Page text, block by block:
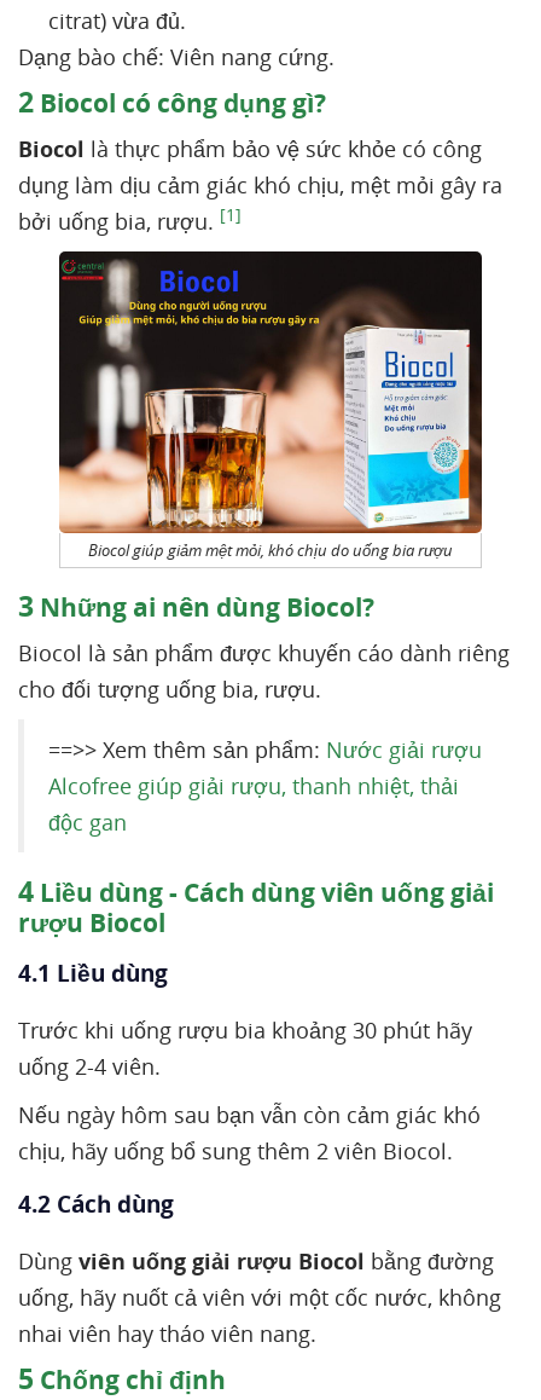
citrat) vừa đủ.
Dạng bào chế: Viên nang cứng.
2 Biocol có công dụng gì?
Biocol là thực phẩm bảo vệ sức khỏe có công
dụng làm dịu cảm giác khó chịu, mệt mỏi gây ra
bởi uống bia, rượu. [1]
Biocol giúp giảm mệt mỏi, khó chịu do uống bia rượu
3 Những ai nên dùng Biocol?
Biocol là sản phẩm được khuyến cáo dành riêng
cho đối tượng uống bia, rượu.
==>> Xem thêm sản phẩm: Nước giải rượu
Alcofree giúp giải rượu, thanh nhiệt, thải
độc gan
4 Liều dùng - Cách dùng viên uống giải
rượu Biocol
4.1 Liều dùng
Trước khi uống rượu bia khoảng 30 phút hãy
uống 2-4 viên.
Nếu ngày hôm sau bạn vẫn còn cảm giác khó
chịu, hãy uống bổ sung thêm 2 viên Biocol.
4.2 Cách dùng
Dùng viên uống giải rượu Biocol bằng đường
uống, hãy nuốt cả viên với một cốc nước, không
nhai viên hay tháo viên nang.
5 Chống chỉ định